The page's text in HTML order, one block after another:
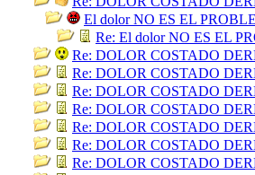
El dolor NO ES EL
Re: El dolor NO ES EL
Re: DOLOR COSTADO
Re: DOLOR COSTADO
Re: DOLOR COSTADO
Re: DOLOR COSTADO
Re: DOLOR COSTADO
Re: DOLOR COSTADO
Re: DOLOR COSTADO